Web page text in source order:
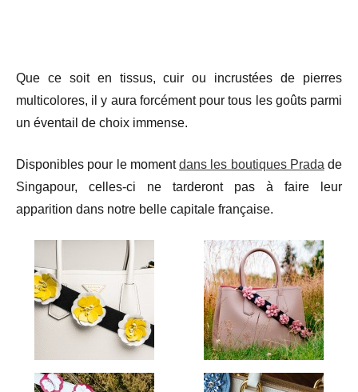
Que ce soit en tissus, cuir ou incrustées de pierres
multicolores, il y aura forcément pour tous les goûts parmi
un éventail de choix immense.
Disponibles pour le momentdans les boutiques Prada de
Singapour, celles-ci ne tarderont pas à faire leur
apparition dans notre belle capitale française.